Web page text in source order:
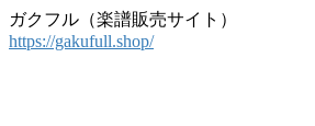
ガクフル（楽譜販売サイト）
https://gakufull.shop/